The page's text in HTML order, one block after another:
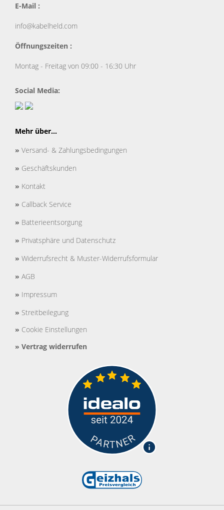
E-Mail :
info@kabelheld.com
Öffnungszeiten :
Montag - Freitag von 09:00 - 16:30 Uhr
Social Media:
Mehr über...
» Versand- & Zahlungsbedingungen
» Geschäftskunden
» Kontakt
» Callback Service
» Batterieentsorgung
» Privatsphäre und Datenschutz
» Widerrufsrecht & Muster-Widerrufsformular
» AGB
» Impressum
» Streitbeilegung
» Cookie Einstellungen
» Vertrag widerrufen